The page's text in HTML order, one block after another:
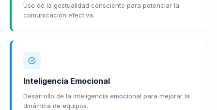
Uso de la gestualidad consciente para potenciar la
comunicación efectiva.
Inteligencia Emocional
Desarrollo de la inteligencia emocional para mejorar la
dinámica de equipos.